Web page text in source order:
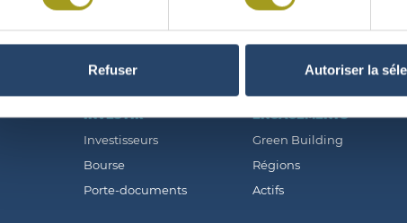
Refuser Autoriser la
INVESTIR
Investisseurs
Bourse
Porte-documents
ENGAGEMENTS
Green Building
Régions
Actifs